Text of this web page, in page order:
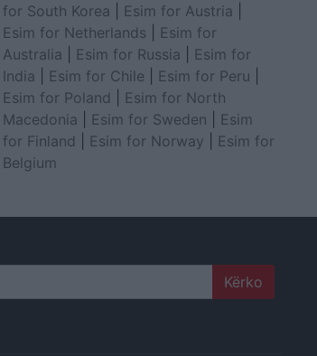
for South Korea
Esim for Austria
Esim for Netherlands
Esim for
Australia
Esim for Russia
Esim for
India
Esim for Chile Esim for Peru
Esim for Poland
Esim for North
Macedonia
Esim for Sweden
Esim
for Finland
Esim for Norway
Esim for
Belgium